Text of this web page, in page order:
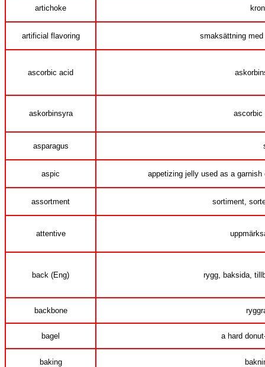
artichoke
artificial flavoring smaksättning
ascorbic acid
askorbinsyra ascorbic
asparagus
aspic appetizing jelly used as a
assortment sortiment,
attentive
back (Eng) rygg, baksida,
backbone
bagel a hard
baking